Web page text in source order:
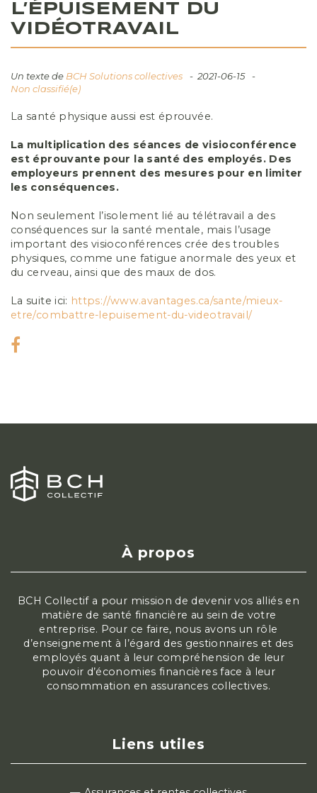
L’ÉPUISEMENT DU
VIDÉOTRAVAIL
Un texte de BCH Solutions collectives
2021-06-15
Non classifié(e)
La santé physique aussi est éprouvée.
La multiplication des séances de visioconférence
est éprouvante pour la santé des employés. Des
employeurs prennent des mesures pour en limiter
les conséquences.
Non seulement l’isolement lié au télétravail a des
conséquences sur la santé mentale, mais l’usage
important des visioconférences crée des troubles
physiques, comme une fatigue anormale des yeux et
du cerveau, ainsi que des maux de dos.
La suite ici: https://www.avantages.ca/sante/mieux-
etre/combattre-lepuisement-du-videotravail/
À propos
BCH Collectif a pour mission de devenir vos alliés en
matière de santé financière au sein de votre
entreprise. Pour ce faire, nous avons un rôle
d’enseignement à l’égard des gestionnaires et des
employés quant à leur compréhension de leur
pouvoir d’économies financières face à leur
consommation en assurances collectives.
Liens utiles